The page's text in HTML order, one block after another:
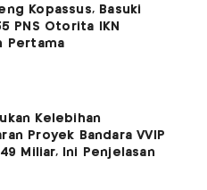
Kopassus, Basuki
PNS Otorita IKN
Pertama
Kelebihan
Proyek Bandara VVIP
Miliar, Ini Penjelasan